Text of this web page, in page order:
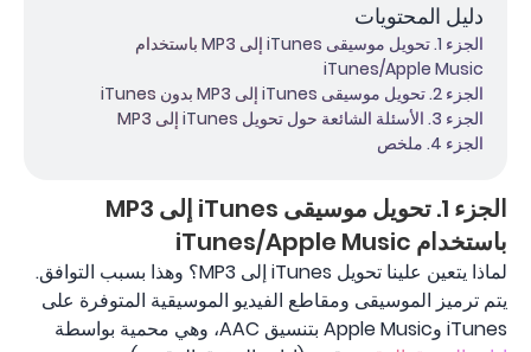
دليل المحتويات
الجزء 1. تحويل موسيقى iTunes إلى MP3 باستخدام
iTunes/Apple Music
الجزء 2. تحويل موسيقى iTunes إلى MP3 بدون iTunes
الجزء 3. الأسئلة الشائعة حول تحويل iTunes إلى MP3
الجزء 4. ملخص
الجزء 1. تحويل موسيقى iTunes إلى MP3
باستخدام iTunes/Apple Music
لماذا يتعين علينا تحويل iTunes إلى MP3؟ وهذا بسبب التوافق.
يتم ترميز الموسيقى ومقاطع الفيديو الموسيقية المتوفرة على
iTunes وApple Music بتنسيق AAC، وهي محمية بواسطة